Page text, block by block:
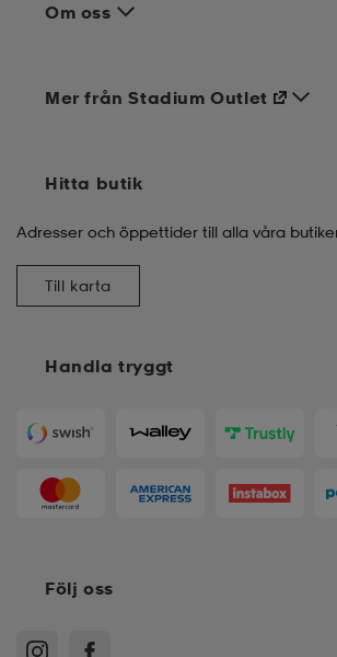
Om oss
Handla tryggt
Mer från Stadium Outlet
Hitta butik
Adresser och öppettider till alla våra
Till karta
Följ oss